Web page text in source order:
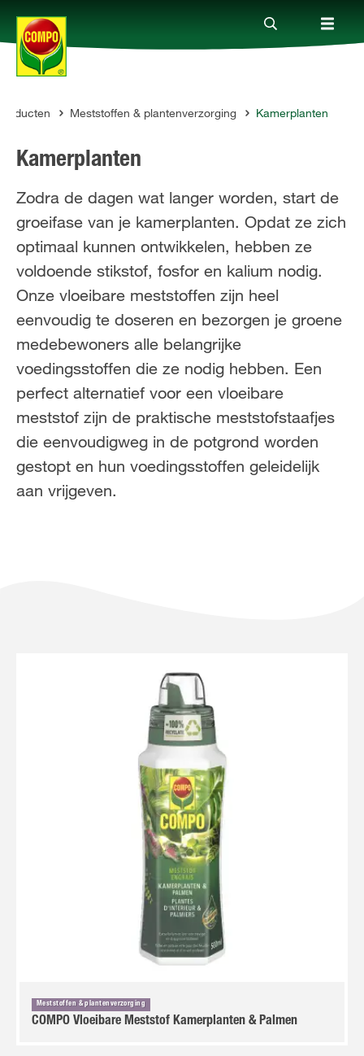
Producten
Advies
Thema's
Tot je dienst
Onderneming
NL FR
Meststoffen & plantenverzorging Kamerplanten
Kamerplanten
Zodra de dagen wat langer worden, start de
groeifase van je kamerplanten. Opdat ze zich
optimaal kunnen ontwikkelen, hebben ze
voldoende stikstof, fosfor en kalium nodig.
Onze vloeibare meststoffen zijn heel
eenvoudig te doseren en bezorgen je groene
medebewoners alle belangrijke
voedingsstoffen die ze nodig hebben. Een
perfect alternatief voor een vloeibare
meststof zijn de praktische meststofstaafjes
die eenvoudigweg in de potgrond worden
gestopt en hun voedingsstoffen geleidelijk
aan vrijgeven.
Meststoffen & plantenverzorging
COMPO Vloeibare Meststof Kamerplanten & Palmen